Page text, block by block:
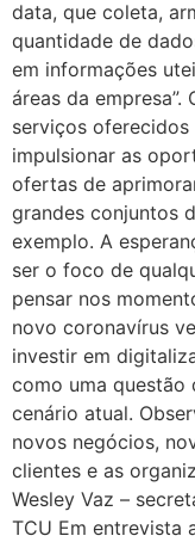
data, que coleta,
quantidade de
em informações
áreas da
serviços
impulsionar as
ofertas de
grandes conjuntos
exemplo. A
ser o foco de
pensar nos
novo coronavírus
investir em
como uma questão
cenário atual.
novos negócios,
clientes e as
Wesley Vaz –
TCU Em entrevista